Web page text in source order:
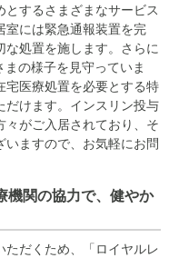
するさまざまなサービス
室には緊急通報装置を完
処置を施します。さらに
の様子を見守っていま
宅医療処置を必要とする特
だけます。インスリン投与
がご入居されており、そ
ますので、お気軽にお問
機関の協力で、健やか
だくため、「ロイヤルレ